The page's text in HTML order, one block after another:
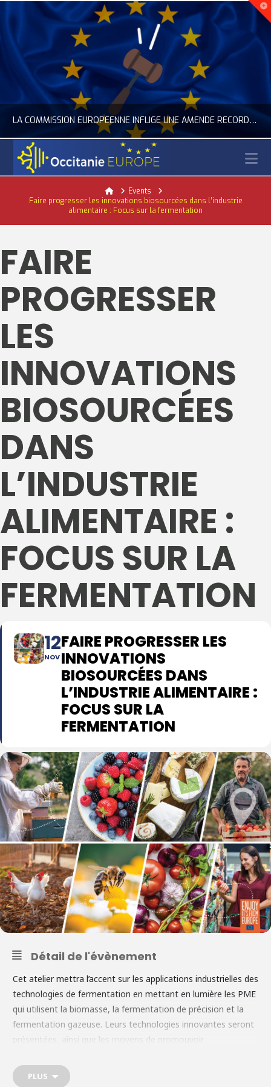
LA COMMISSION EUROPÉENNE INFLIGE UNE AMENDE RECORD À GOOGLE
ACTUALITÉ DE L'UNION EUROPÉENNE, ACTUALITÉ DE LA REPRÉSENTATION D’OCCITANIE EUROPE, NUMÉRIQUE- DIGITAL
HomeEvents
Faire progresser les innovations biosourcées dans l’industrie
alimentaire : Focus sur la fermentation
FAIRE
PROGRESSER
LES
INNOVATIONS
BIOSOURCÉES
DANS
L’INDUSTRIE
ALIMENTAIRE :
FOCUS SUR LA
FERMENTATION
12
NOV
FAIRE PROGRESSER LES
INNOVATIONS
BIOSOURCÉES DANS
L’INDUSTRIE ALIMENTAIRE :
FOCUS SUR LA
FERMENTATION
Détail de l'évènement
Cet atelier mettra l’accent sur les applications industrielles des
technologies de fermentation en mettant en lumière les PME
qui utilisent la biomasse, la fermentation de précision et la
fermentation gazeuse. Leurs technologies innovantes seront
présentées, ainsi que les moyens de promouvoir
suivies d’une séance de questions-réponses. Après ces
PLUS